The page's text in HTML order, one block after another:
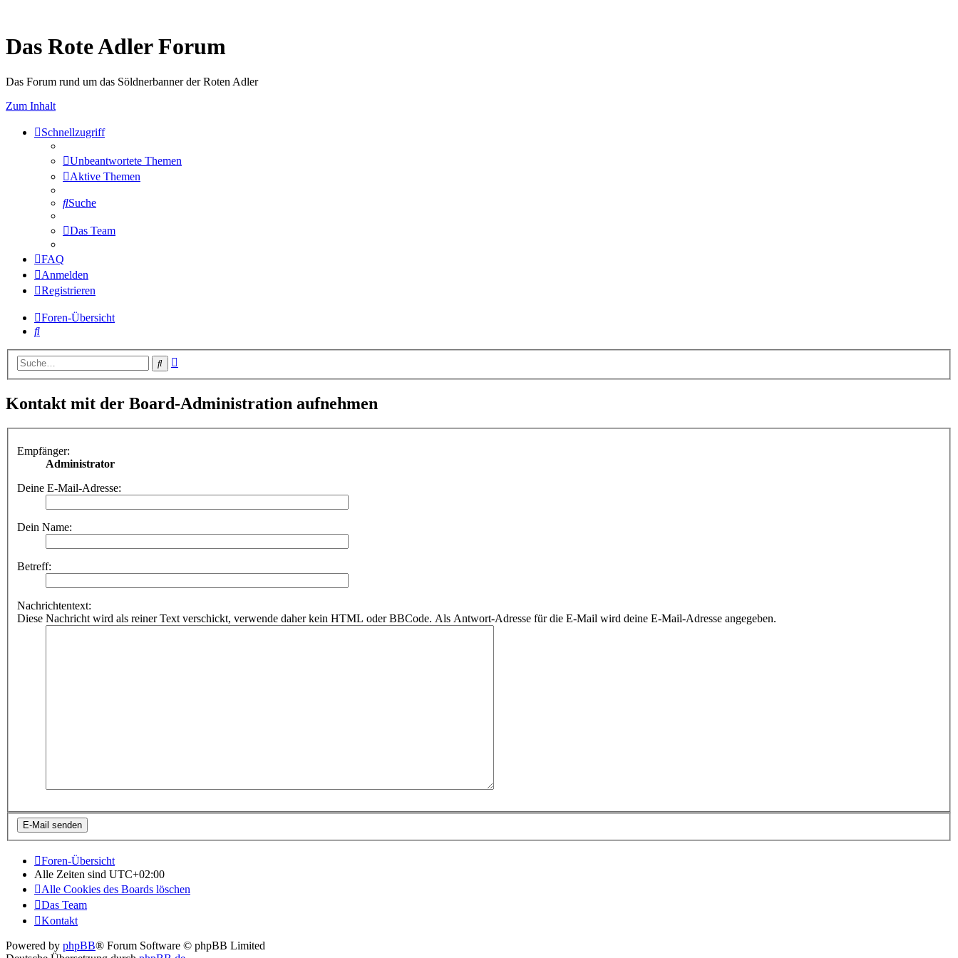
Das Rote Adler Forum
Das Forum rund um das Söldnerbanner der Roten Adler
Zum Inhalt
Schnellzugriff
Unbeantwortete Themen
Aktive Themen
Suche
Das Team
FAQ
Anmelden
Registrieren
Foren-Übersicht
Suche
Suche
Kontakt mit der Board-Administration aufnehmen
Empfänger:
Administrator
Deine E-Mail-Adresse:
Dein Name:
Betreff:
Nachrichtentext:
Diese Nachricht wird als reiner Text verschickt, verwende daher kein HTML oder BBCode. Als Antwort-Adresse für die E-Mail wird deine E-Mail-Adresse angegeben.
Foren-Übersicht
Alle Zeiten sind UTC+02:00
Alle Cookies des Boards löschen
Das Team
Kontakt
Powered by phpBB® Forum Software © phpBB Limited